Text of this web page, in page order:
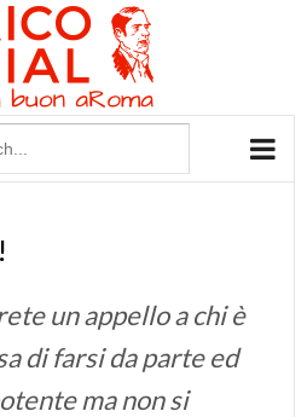
un appello a chi è
di farsi da parte ed
ma non si